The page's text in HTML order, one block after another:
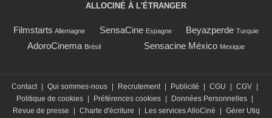
ALLOCINÉ À L'ÉTRANGER
Filmstarts Allemagne SensaCine Espagne Beyazperde Turquie
AdoroCinema Brésil Sensacine México Mexique
Contact | Qui sommes-nous | Recrutement | Publicité | CGU | CGV |
Politique de cookies | Préférences cookies | Données Personnelles |
Revue de presse
| Charte d'écriture | Les services AlloCiné | Gérer Utiq